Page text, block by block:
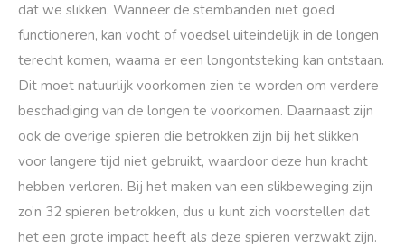
dat we slikken. Wanneer de stembanden niet goed
functioneren, kan vocht of voedsel uiteindelijk in de longen
terecht komen, waarna er een longontsteking kan ontstaan.
Dit moet natuurlijk voorkomen zien te worden om verdere
beschadiging van de longen te voorkomen. Daarnaast zijn
ook de overige spieren die betrokken zijn bij het slikken
voor langere tijd niet gebruikt, waardoor deze hun kracht
hebben verloren. Bij het maken van een slikbeweging zijn
zo’n 32 spieren betrokken, dus u kunt zich voorstellen dat
het een grote impact heeft als deze spieren verzwakt zijn.